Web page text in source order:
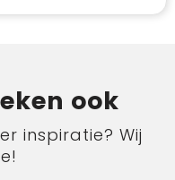
ook
inspiratie? Wij